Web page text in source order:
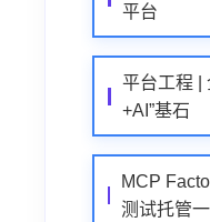
平台
平台工程 |
+AI”基石
MCP
测试托管